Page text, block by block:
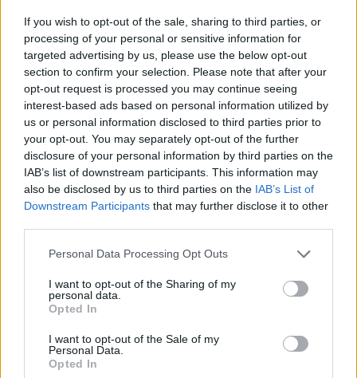
If you wish to opt-out of the sale, sharing to third parties, or
processing of your personal or sensitive information for
targeted advertising by us, please use the below opt-out
section to confirm your selection. Please note that after your
opt-out request is processed you may continue seeing
interest-based ads based on personal information utilized by
us or personal information disclosed to third parties prior to
your opt-out. You may separately opt-out of the further
disclosure of your personal information by third parties on the
IAB’s list of downstream participants. This information may
also be disclosed by us to third parties on the IAB’s List of
Downstream Participants that may further disclose it to other
Personal Data Processing Opt Outs
I want to opt-out of the Sharing of my
personal data.
Opted In
I want to opt-out of the Sale of my
Personal Data.
Opted In
népszerűségnek örvend az országban, sokat
dolgozott ott az utóbbi időben, ráadásul az
adóteher mindössze 13%-os. Egyelőre az még
kérdéses, hogy a sztár tényleg visszaadja a
francia állampolgárságát, ahogy azzal korábban
fenyegetőzött, vagy a kettős állampolgárságot
veszi fel - írja a New York Post.
A világon talán a legjobban ismert francia színész, Gerard
Depardieu az elnökválasztások után a fejébe vette, hogy a
szocialista kormány által bevezetendő új, gazdagokat
terhelő adója elől külföldre "menekül". A Hollande kormány
jövedelem felett 75%-os jövedelemadót vet ki átmeneti
jelleggel 2013 elejétől. Több...
KEDVES OLVASÓNK!